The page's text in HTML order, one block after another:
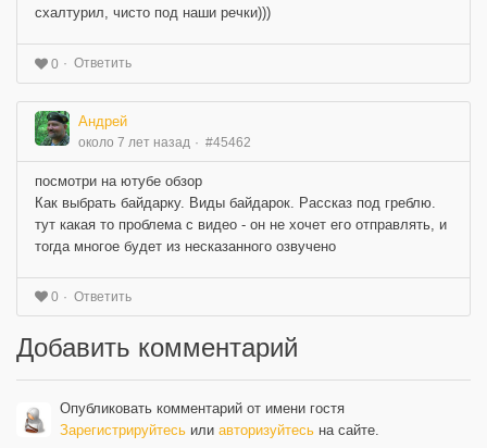
схалтурил, чисто под наши речки)))
0 Ответить
Андрей
около 7 лет назад #45462
посмотри на ютубе обзор
Как выбрать байдарку. Виды байдарок. Рассказ под греблю.
тут какая то проблема с видео - он не хочет его отправлять, и
тогда многое будет из несказанного озвучено
0 Ответить
Добавить комментарий
Опубликовать комментарий от имени гостя
Зарегистрируйтесь или авторизуйтесь на сайте.